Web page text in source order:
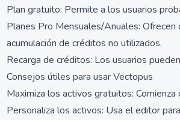
Plan gratuito: Permite a los usuarios
Planes Pro Mensuales/Anuales:
acumulación de créditos no utilizados.
Recarga de créditos: Los usuarios
Consejos útiles para usar Vectopus
Maximiza los activos gratuitos:
Personaliza los activos: Usa el editor